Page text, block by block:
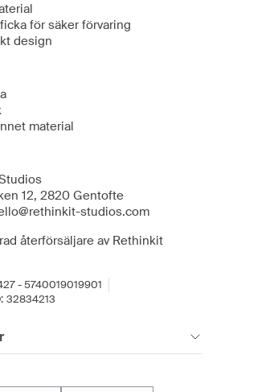
för säker förvaring
design
material
12, 2820 Gentofte
studios.com
återförsäljare av Rethinkit
- 5740019019901
32834213